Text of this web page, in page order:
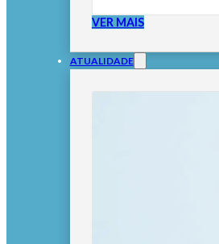
VER MAIS
ATUALIDADE